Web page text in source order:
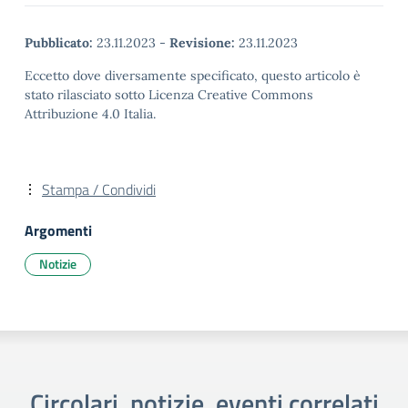
Pubblicato: 23.11.2023 - Revisione: 23.11.2023
Eccetto dove diversamente specificato, questo articolo è
stato rilasciato sotto Licenza Creative Commons
Attribuzione 4.0 Italia.
Stampa / Condividi
Argomenti
Notizie